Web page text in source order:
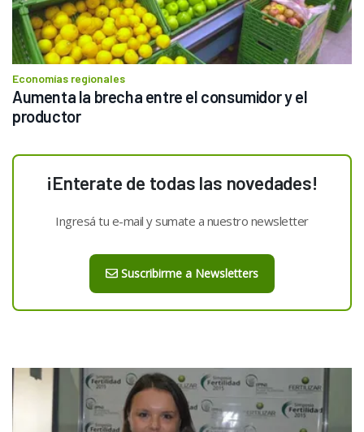
Economías regionales
Aumenta la brecha entre el consumidor y el
productor
¡Enterate de todas las novedades!
Ingresá tu e-mail y sumate a nuestro newsletter
Suscribirme a Newsletters